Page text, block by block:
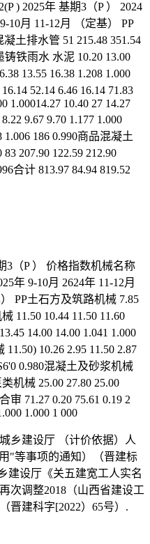
) 2025年 基期3（P ） 2024
10月 11-12月 （定基） PP
凝土排水管 51 215.48 351.54
铸铁雨水 水泥 10.20 13.00
13.55 16.38 1.208 1.000
52.14 6.46 16.14 71.83
1.00014.27 10.40 27 14.27
9.67 9.70 1.177 1.000
1.006 186 0.990商品混凝土
207.90 122.59 212.90
合计 813.97 84.94 819.52
3（P ） 价格指数机械名称
年 9-10月 2624年 11-12月
PP土石方及筑路机械 7.85
11.50 10.44 11.50 11.60
14.00 14.00 1.041 1.000
10.26 2.95 11.50 2.87
0.980混凝土及砂浆机械
机械 25.00 27.80 25.00
审 71.27 0.20 75.61 0.19 2
1.000 1 000
乡建设厅 （计价依据）人
"等事项的通知）（晋建标
建设厅《关五建宽工人实名
次调整2018（山西省建设工
晋建科字[2022）65号）.